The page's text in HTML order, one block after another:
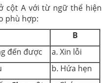
cột A với từ ngữ thể hiện
phù hợp:
B
đến được
a. Xin lỗi
b. Hứa hẹn